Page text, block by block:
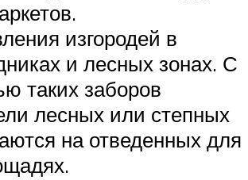
изгородей в
и лесных зонах. С
таких заборов
лесных или степных
на отведенных для